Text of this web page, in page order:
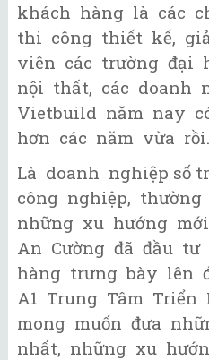
khách hàng là các
thi công thiết kế,
viên các trường đại
nội thất, các doanh
Vietbuild năm nay
hơn các năm vừa rồi.
Là doanh nghiệp số
công nghiệp,
những xu hướng
An Cường đã đầu
hàng trưng bày lên
A1 Trung Tâm Triển
mong muốn đưa
nhất, những xu